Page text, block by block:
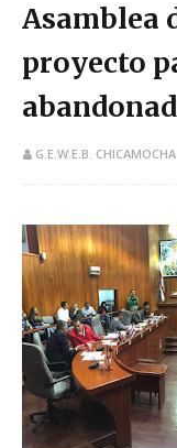
Asamblea
proyecto
G.E.W.E.B.